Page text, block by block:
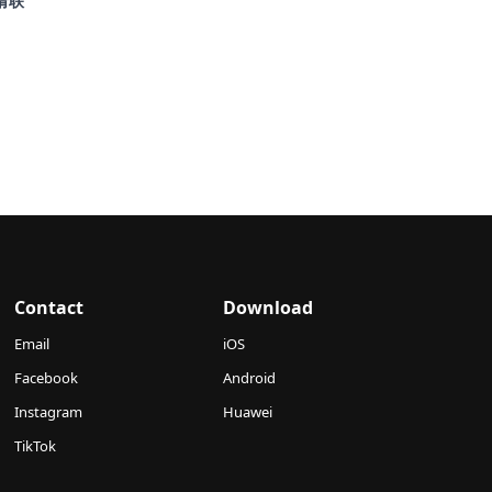
Contact
Email
Facebook
Instagram
TikTok
Download
iOS
Android
Huawei